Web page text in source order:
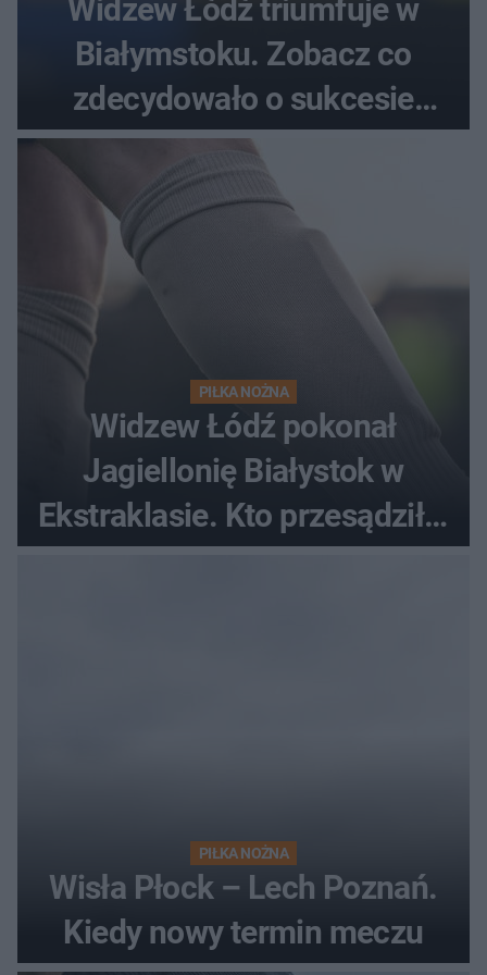
Widzew Łódź triumfuje w
Białymstoku. Zobacz co
zdecydowało o sukcesie
gości
PIŁKA NOŻNA
Widzew Łódź pokonał
Jagiellonię Białystok w
Ekstraklasie. Kto przesądził o
PIŁKA NOŻNA
Wisła Płock – Lech Poznań.
Kiedy nowy termin meczu